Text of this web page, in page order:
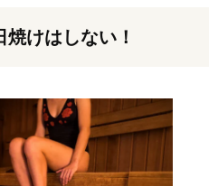
けはしない！